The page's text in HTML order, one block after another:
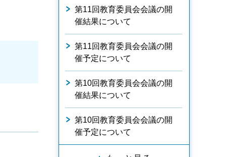
第11回教育委員会会議の開
催結果について
第11回教育委員会会議の開
催予定について
第10回教育委員会会議の開
催結果について
第10回教育委員会会議の開
催予定について